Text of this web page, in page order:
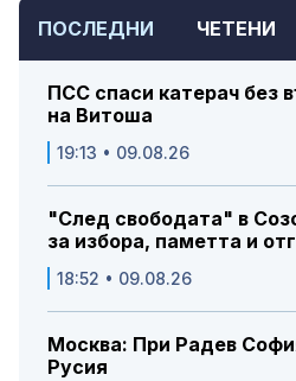
ПОСЛЕДНИ ЧЕТЕНИ
ПСС спаси катерач без
на Витоша
19:13 • 09.08.26
"След свободата" в
за избора, паметта и
18:52 • 09.08.26
Москва: При Радев
Русия